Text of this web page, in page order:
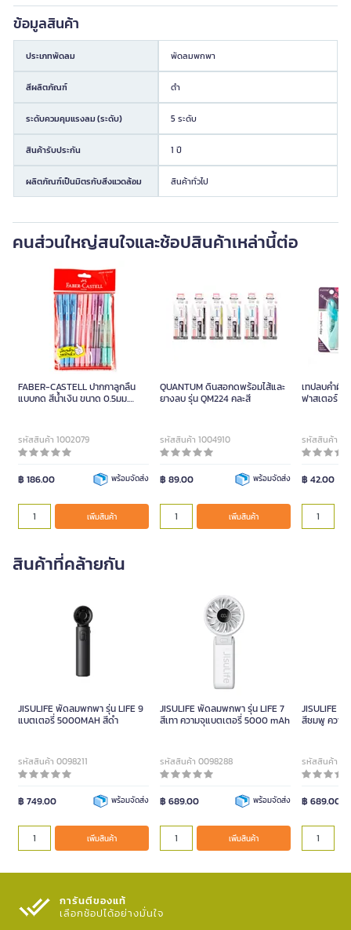
ข้อมูลสินค้า
ประเภทพัดลม พัดลมพกพา
สีผลิตภัณฑ์ ดำ
ระดับควมคุมแรงลม (ระดับ) 5 ระดับ
สินค้ารับประกัน 1 ปี
ผลิตภัณฑ์เป็นมิตรกับสิ่งแวดล้อม สินค้าทั่วไป
คนส่วนใหญ่สนใจและช้อปสินค้าเหล่านี้ต่อ
FABER-CASTELL ปากกาลูกลื่น
แบบกด สีน้ำเงิน ขนาด 0.5มม.
รหัสสินค้า 1002079
฿ 186.00 พร้อมจัดส่ง
เพิ่มสินค้า
QUANTUM ดินสอกดพร้อมไส้และ
ยางลบ รุ่น QM224 คละสี
รหัสสินค้า 1004910
฿ 89.00 พร้อมจัดส่ง
เพิ่มสินค้า
เทปลบคำผิด
ฟาสเตอร์ รุ่
รหัสสินค้า
฿ 42.00
สินค้าที่คล้ายกัน
JISULIFE พัดลมพกพา รุ่น LIFE 9
แบตเตอรี่ 5000MAH สีดำ
รหัสสินค้า 0098211
฿ 749.00 พร้อมจัดส่ง
เพิ่มสินค้า
JISULIFE พัดลมพกพา รุ่น LIFE 7
สีเทา ความจุแบตเตอรี่ 5000 mAh
รหัสสินค้า 0098288
฿ 689.00 พร้อมจัดส่ง
เพิ่มสินค้า
JISULIFE
สีชมพู ความ
รหัสสินค้า
฿ 689.00
การันตีของแท้
เลือกช้อปได้อย่างมั่นใจ​